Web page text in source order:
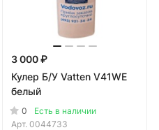
3 000 ₽
Кулер Б/У Vatten V41WE
белый
0
Есть в наличии
Арт. 0044733